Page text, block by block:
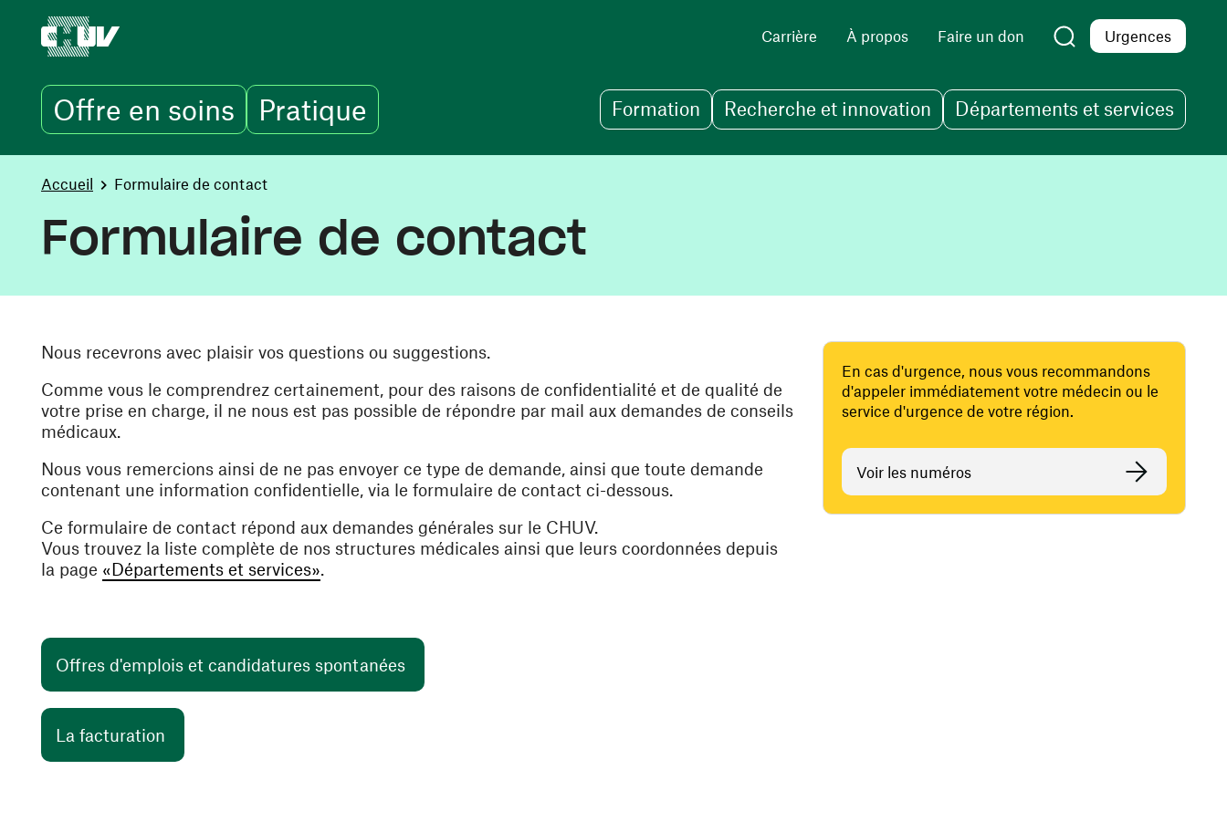
Carrière À propos Faire un don Urgences
Offre en soins Pratique Formation Recherche et innovation Départements et services
You are here:
Accueil Formulaire de contact
Formulaire de contact
Nous recevrons avec plaisir vos questions ou suggestions.
Comme vous le comprendrez certainement, pour des raisons de confidentialité et de qualité de
votre prise en charge, il ne nous est pas possible de répondre par mail aux demandes de conseils
médicaux.
Nous vous remercions ainsi de ne pas envoyer ce type de demande, ainsi que toute demande
contenant une information confidentielle, via le formulaire de contact ci-dessous.
Ce formulaire de contact répond aux demandes générales sur le CHUV.
Vous trouvez la liste complète de nos structures médicales ainsi que leurs coordonnées depuis
la page «Départements et services».
Offres d'emplois et candidatures spontanées
La facturation
En cas d'urgence, nous vous recommandons
d'appeler immédiatement votre médecin ou le
service d'urgence de votre région.
Voir les numéros